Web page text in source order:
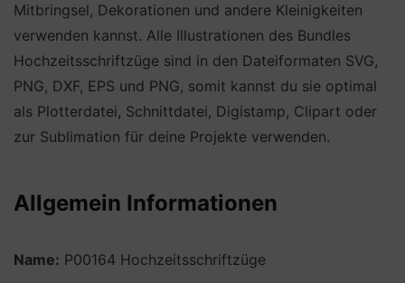
Mitbringsel, Dekorationen und andere Kleinigkeiten
verwenden kannst. Alle Illustrationen des Bundles
Hochzeitsschriftzüge sind in den Dateiformaten SVG,
PNG, DXF, EPS und PNG, somit kannst du sie optimal
als Plotterdatei, Schnittdatei, Digistamp, Clipart oder
zur Sublimation für deine Projekte verwenden.
Allgemein Informationen
Name: P00164 Hochzeitsschriftzüge